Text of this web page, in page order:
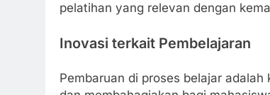
pelatihan yang relevan dengan
Inovasi terkait Pembelajaran
Pembaruan di proses belajar